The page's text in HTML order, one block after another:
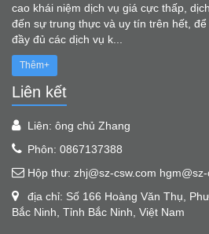
cao khái niệm dịch vụ giá cực thấp,
đến sự trung thực và uy tín trên hết,
đầy đủ các dịch vụ k...
Thêm+
Liên kết
Liên: ông chủ Zhang
Phôn: 0867137388
Hộp thư: zhj@sz-csw.com
địa chỉ: Số 166 Hoàng Văn Thụ,
Bắc Ninh, Tỉnh Bắc Ninh, Việt Nam